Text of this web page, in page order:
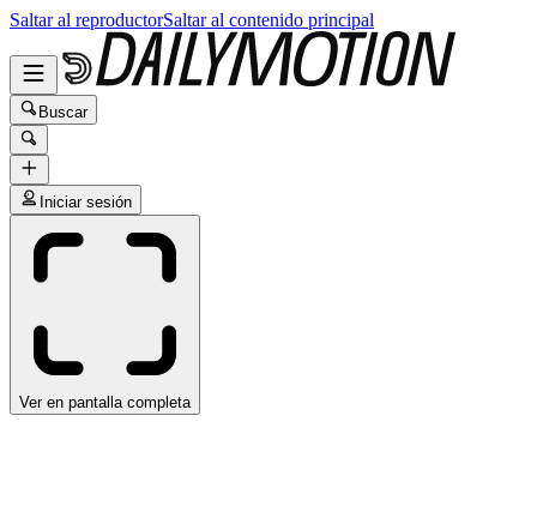
Saltar al reproductorSaltar al contenido principal
Buscar
Iniciar sesión
Ver en pantalla completa